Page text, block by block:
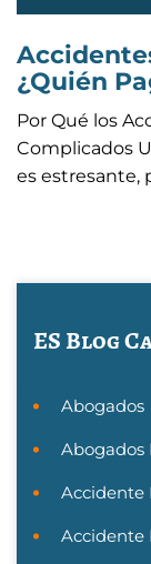
¿Quién
Por Qué los
Complicados
es estresante,
ES Blog
Abogados
Abogados
Accidente
Accidente